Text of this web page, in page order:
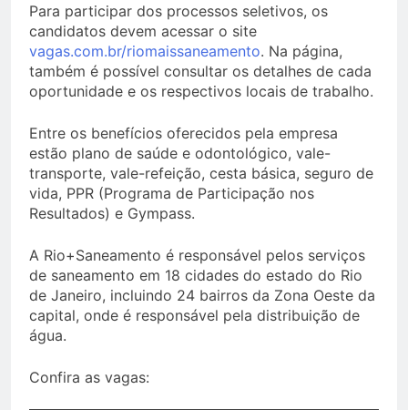
Para participar dos processos seletivos, os
candidatos devem acessar o site
vagas.com.br/riomaissaneamento. Na página,
também é possível consultar os detalhes de cada
oportunidade e os respectivos locais de trabalho.
Entre os benefícios oferecidos pela empresa
estão plano de saúde e odontológico, vale-
transporte, vale-refeição, cesta básica, seguro de
vida, PPR (Programa de Participação nos
Resultados) e Gympass.
A Rio+Saneamento é responsável pelos serviços
de saneamento em 18 cidades do estado do Rio
de Janeiro, incluindo 24 bairros da Zona Oeste da
capital, onde é responsável pela distribuição de
água.
Confira as vagas: